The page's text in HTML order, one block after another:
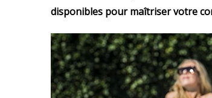
disponibles pour maîtriser votre